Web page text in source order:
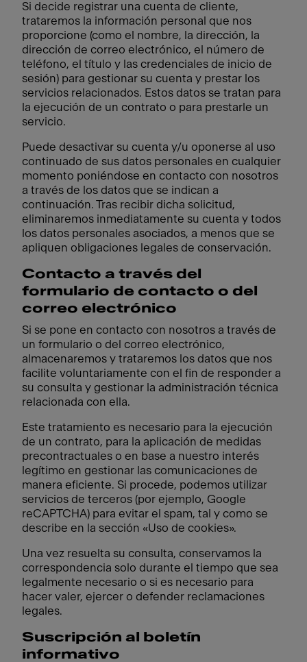
Si decide registrar una cuenta de cliente,
trataremos la información personal que nos
proporcione (como el nombre, la dirección, la
dirección de correo electrónico, el número de
teléfono, el título y las credenciales de inicio de
sesión) para gestionar su cuenta y prestar los
servicios relacionados. Estos datos se tratan para
la ejecución de un contrato o para prestarle un
servicio.
Puede desactivar su cuenta y/u oponerse al uso
continuado de sus datos personales en cualquier
momento poniéndose en contacto con nosotros
a través de los datos que se indican a
continuación. Tras recibir dicha solicitud,
eliminaremos inmediatamente su cuenta y todos
los datos personales asociados, a menos que se
apliquen obligaciones legales de conservación.
Contacto a través del
formulario de contacto o del
correo electrónico
Si se pone en contacto con nosotros a través de
un formulario o del correo electrónico,
almacenaremos y trataremos los datos que nos
facilite voluntariamente con el fin de responder a
su consulta y gestionar la administración técnica
relacionada con ella.
Este tratamiento es necesario para la ejecución
de un contrato, para la aplicación de medidas
precontractuales o en base a nuestro interés
legítimo en gestionar las comunicaciones de
manera eficiente. Si procede, podemos utilizar
servicios de terceros (por ejemplo, Google
reCAPTCHA) para evitar el spam, tal y como se
describe en la sección «Uso de cookies».
Una vez resuelta su consulta, conservamos la
correspondencia solo durante el tiempo que sea
legalmente necesario o si es necesario para
hacer valer, ejercer o defender reclamaciones
legales.
Suscripción al boletín
informativo